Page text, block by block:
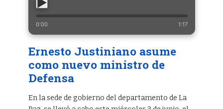
0:00 1:17
Ernesto Justiniano asume
como nuevo ministro de
Defensa
En la sede de gobierno del departamento de La